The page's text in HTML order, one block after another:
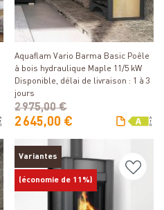
Détails
Aquaflam Vario Barma Basic Poêle
à bois hydraulique Maple 11/5 kW
Disponible, délai de livraison : 1 à 3
jours
2 645,00 €
2 975,00 €
Variantes
(économie de 11%)